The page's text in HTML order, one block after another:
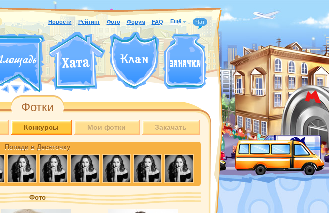
Новости Рейтинг Фото Форум FAQ Ещё Чат
Фотки
Конкурсы Мои фотки Закачать
Попади в Десяточку
Фото